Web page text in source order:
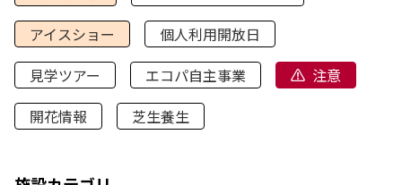
アイスショー
個人利用開放日
見学ツアー
エコパ自主事業
注意
開花情報
芝生養生